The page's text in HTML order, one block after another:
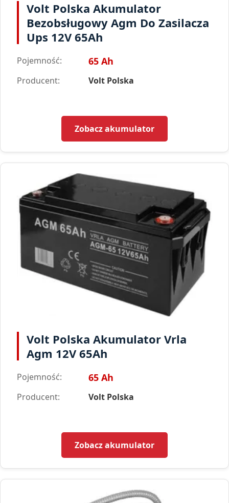
Volt Polska Akumulator
Bezobsługowy Agm Do Zasilacza
Ups 12V 65Ah
Pojemność: 65 Ah
Producent: Volt Polska
Zobacz akumulator
Volt Polska Akumulator Vrla
Agm 12V 65Ah
Pojemność: 65 Ah
Producent: Volt Polska
Zobacz akumulator